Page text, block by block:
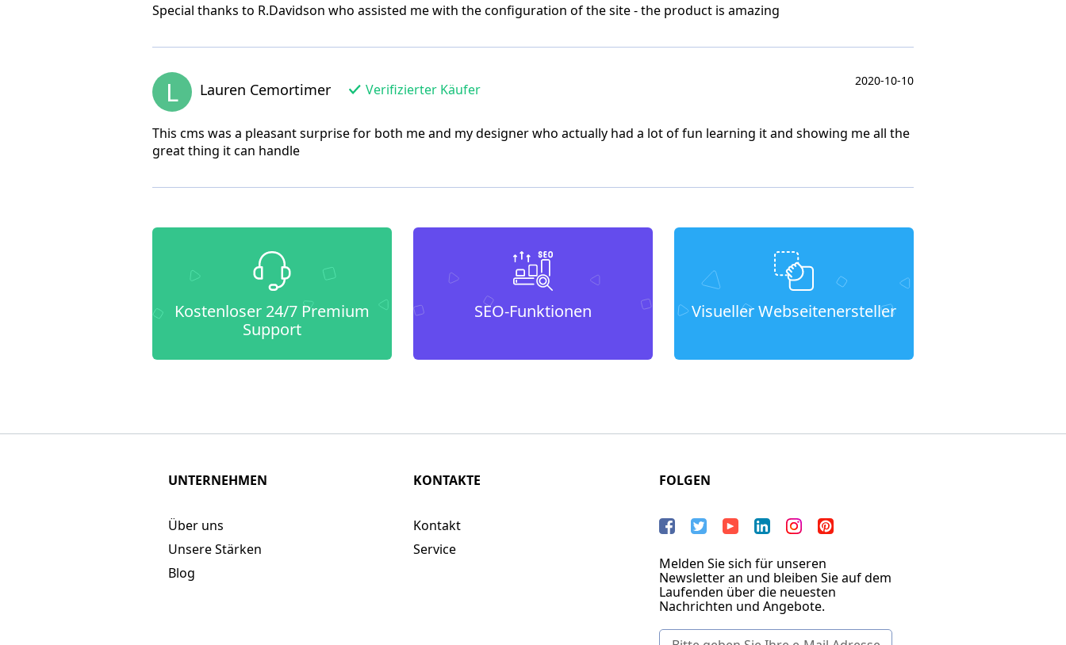
Special thanks to R.Davidson who assisted me with the configuration of the site - the product is amazing
L Lauren Cemortimer Verifizierter Käufer
2020-10-10
This cms was a pleasant surprise for both me and my designer who actually had a lot of fun learning it and showing me all the
great thing it can handle
Kostenloser 24/7 Premium
Support
SEO-Funktionen Visueller Webseitenersteller
UNTERNEHMEN
Über uns
Unsere Stärken
Blog
KONTAKTE
Kontakt
Service
FOLGEN
Melden Sie sich für unseren
Newsletter an und bleiben Sie auf dem
Laufenden über die neuesten
Nachrichten und Angebote.